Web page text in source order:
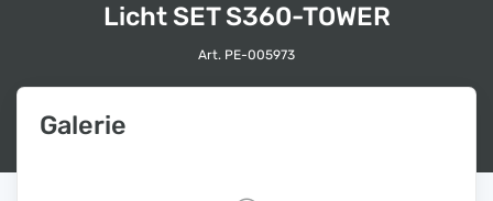
Licht SET S360-TOWER
Art. PE-005973
Galerie